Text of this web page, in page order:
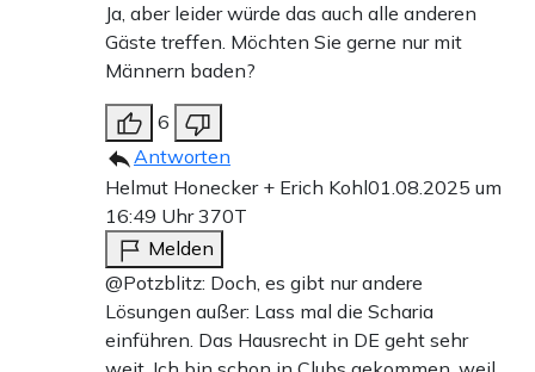
Ja, aber leider würde das auch alle anderen
Gäste treffen. Möchten Sie gerne nur mit
Männern baden?
6
Antworten
Helmut Honecker + Erich Kohl01.08.2025 um
16:49 Uhr370T
Melden
@Potzblitz: Doch, es gibt nur andere
Lösungen außer: Lass mal die Scharia
einführen. Das Hausrecht in DE geht sehr